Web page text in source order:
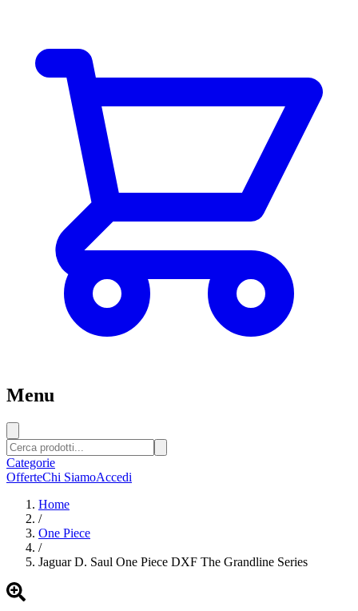
Menu
Categorie
OfferteChi SiamoAccedi
Home
/
One Piece
/
Jaguar D. Saul One Piece DXF The Grandline Series